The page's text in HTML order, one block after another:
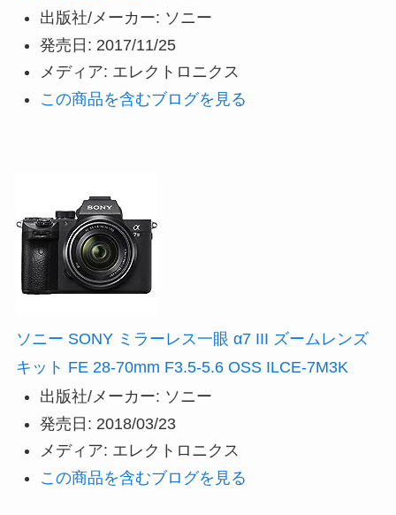
出版社/メーカー: ソニー
発売日: 2017/11/25
メディア: エレクトロニクス
この商品を含むブログを見る
ソニー SONY ミラーレス一眼 α7 III ズームレンズ
キット FE 28-70mm F3.5-5.6 OSS ILCE-7M3K
出版社/メーカー: ソニー
発売日: 2018/03/23
メディア: エレクトロニクス
この商品を含むブログを見る